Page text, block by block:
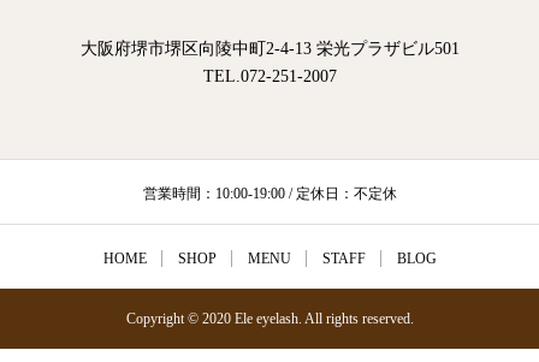
大阪府堺市堺区向陵中町2-4-13 栄光プラザビル501
TEL.072-251-2007
営業時間：10:00-19:00 / 定休日：不定休
HOME SHOP MENU STAFF BLOG
Copyright © 2020 Ele eyelash. All rights reserved.